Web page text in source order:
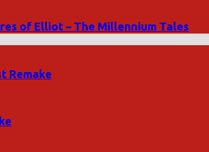
of Elliot – The Millennium Tales
Remake